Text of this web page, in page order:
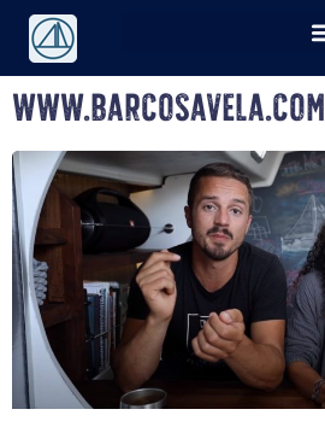
www.barcosavela.com